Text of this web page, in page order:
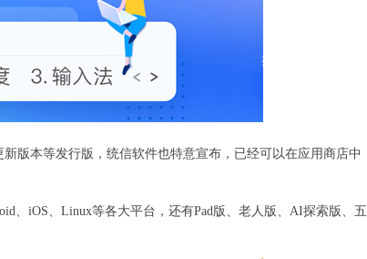
版本等发行版，统信软件也特意宣布，已经可以在应用商店中
、iOS、Linux等各大平台，还有Pad版、老人版、AI探索版、五